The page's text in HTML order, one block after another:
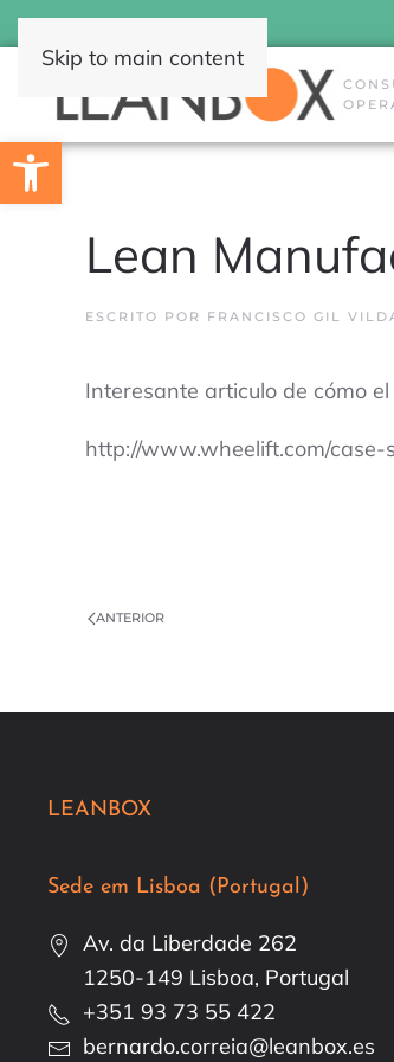
Skip to main content
Lean
ESCRITO POR FRANCISCO GIL
Interesante articulo de cómo
http://www.wheelift.com/
ANTERIOR
LEANBOX
Sede em Lisboa (Portugal)
Av. da Liberdade 262
1250-149 Lisboa, Portugal
+351 93 73 55 422
bernardo.correia@leanbox.es
Open toolbar